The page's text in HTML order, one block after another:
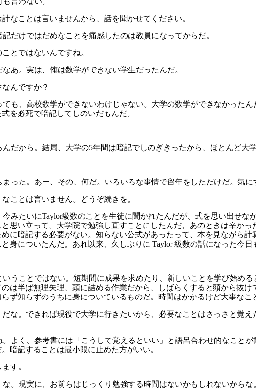
なことは言いませんから、話を聞かせてください。
だけではだめなことを痛感したのは教員になってからだ。
とではないんですね。
あ。実は、俺は数学ができない学生だったんだ。
んですか？
も、高校数学ができないわけじゃない。大学の数学ができなかった
を必死で暗記してしのいだもんだ。
だから。結局、大学の5年間は暗記でしのぎきったから、ほとんど大
った。あー、その、何だ。いろいろな事情で留年をしただけだ。気に
ことは言いません。どうぞ続きを。
みたいにTaylor級数のことを生徒に聞かれたんだが、式を思い出せな
思い立って、大学院で勉強し直すことにしたんだ。あのときは辛か
に暗記する必要がない。知らない公式があったって、本を見ながら
身についたんだ。あれ以来、久しぶりに Taylor 級数の話になった今日
うことではない。短期間に成果を求めたり、新しいことを学び始め
は半ば無理矢理、頭に詰める作業だから、しばらくすると頭から抜
ず知らずのうちに身についているものだ。時間はかかるけど大事なこ
な。できれば現役で大学に行きたいから、必要なことはさっさと覚
よく、参考書には「こうして覚えるといい」と語呂合わせ的なこと
暗記することは最小限に止めた方がいい。
す。
。現実に、お前らはじっくり勉強する時間はないかもしれないから